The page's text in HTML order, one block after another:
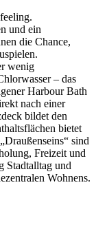
und ein
die Chance,
wenig
– das
Harbour Bath
nach einer
bildet den
bietet
sind
Freizeit und
Stadtalltag und
Wohnens.